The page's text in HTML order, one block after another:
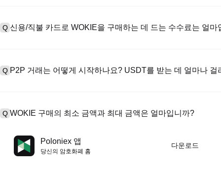
를 초과하는 대규모 거래에 대한 장외 거래(OTC 거래, 맞춤형 견적
Q 신용/직불 카드로 WOKIE을 구매하는 데 드는 수수료는 얼마
준 현물 거래 수수료(최대 0.05%)가 적용됩니다.
Q P2P 거래는 어떻게 시작하나요? USDT를 받는 데 얼마나 걸
반적으로 15분에서 2시간 정도 소요됩니다.
Q WOKIE 구매의 최소 금액과 최대 금액은 얼마입니까?
최소 한도와 최대 한도는 구매 방법과 인증 수준에 따라 다릅니다.
제공업체에 따라 다릅니다. 대부분의 P2P 판매자는 최소 구매 요
필요합니다. 진행하기 전에 각 페이지에서 특정 한도를 확인할 수 있
Poloniex 앱
당신의 암호화폐 홈
다운로드